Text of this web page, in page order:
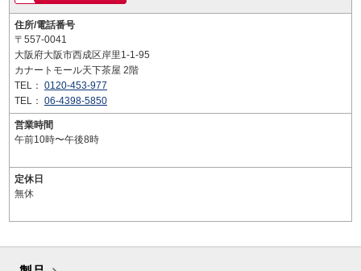
住所/電話番号
〒557-0041
大阪府大阪市西成区岸里1-1-95
カナートモール天下茶屋 2階
TEL： 0120-453-977
TEL： 06-4398-5850
営業時間
午前10時〜午後8時
定休日
無休